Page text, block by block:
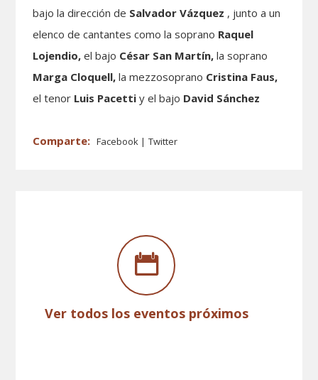
bajo la dirección de Salvador Vázquez , junto a un
elenco de cantantes como la soprano Raquel
Lojendio,el bajo César San Martín,la soprano
Marga Cloquell,la mezzosoprano Cristina Faus,
el tenor Luis Pacettiy el bajo David Sánchez
Facebook Twitter
Ver todos los eventos próximos